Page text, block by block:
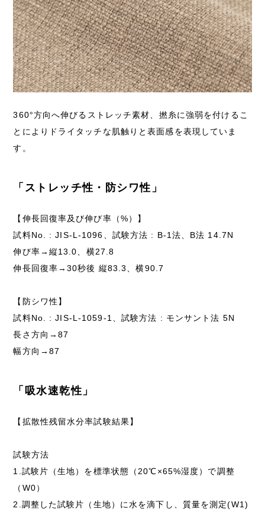
360°方向へ伸びるストレッチ素材、撚糸に強弱を付けるこ
とによりドライタッチな肌触りと表面感を表現していま
す。
「ストレッチ性・防シワ性」
【伸長回復率及び伸び率（%）】
試料No. : JIS-L-1096、試験方法 : B-1法、B法 14.7N
伸び率→縦13.0、横27.8
伸長回復率→30秒後 縦83.3、横90.7
【防シワ性】
試料No. : JIS-L-1059-1、試験方法 : モンサント法 5N
長さ方向→87
幅方向→87
「吸水速乾性」
【拡散性残留水分率試験結果】
試験方法
1.試験片（生地）を標準状態（20℃×65%湿度）で調整
（W0）
2.調整した試験片（生地）に水を滴下し、質量を測定(W1)